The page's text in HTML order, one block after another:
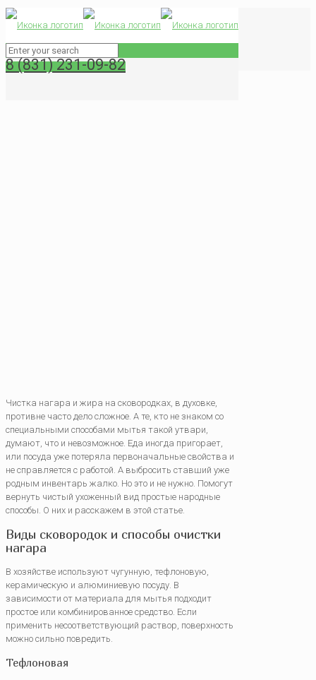
8 (831) 231-09-82
Как отмыть нагар в домашних условиях
Советы по клинигу
Как отмыть нагар в домашних условиях
Чистка нагара и жира на сковородках, в духовке,
противне часто дело сложное. А те, кто не знаком со
специальными способами мытья такой утвари,
думают, что и невозможное. Еда иногда пригорает,
или посуда уже потеряла первоначальные свойства и
не справляется с работой. А выбросить ставший уже
родным инвентарь жалко. Но это и не нужно. Помогут
вернуть чистый ухоженный вид простые народные
способы. О них и расскажем в этой статье.
Виды сковородок и способы очистки
нагара
В хозяйстве используют чугунную, тефлоновую,
керамическую и алюминиевую посуду. В
зависимости от материала для мытья подходит
простое или комбинированное средство. Если
применить несоответствующий раствор, поверхность
можно сильно повредить.
Тефлоновая